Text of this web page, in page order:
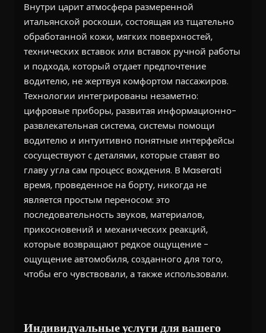
Внутри царит атмосфера размеренной
итальянской роскоши, состоящая из тщательно
обработанной кожи, мягких поверхностей,
технических вставок или вставок ручной работы
и подхода, который отдает предпочтение
водителю, не жертвуя комфортом пассажиров.
Технологии интегрированы незаметно:
цифровые приборы, развитая информационно-
развлекательная система, системы помощи
водителю и интуитивно понятные интерфейсы
сосуществуют с деталями, которые ставят во
главу угла сам процесс вождения. В Maserati
время, проведенное на борту, никогда не
является простым переносом: это
последовательность звуков, материалов,
прикосновений и механических реакций,
которые возвращают редкое ощущение -
ощущение автомобиля, созданного для того,
чтобы его чувствовали, а также использовали.
Индивидуальные услуги для вашего